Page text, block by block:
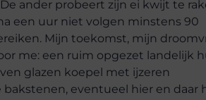
ander probeert zijn ei kwijt te
een uur niet volgen minstens 90
Mijn toekomst, mijn
me: een ruim opgezet landelijk
glazen koepel met ijzeren
eventueel hier en daar